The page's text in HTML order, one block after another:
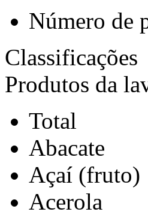
Número de
Classificações
Produtos da
Total
Abacate
Açaí (fruto)
Acerola